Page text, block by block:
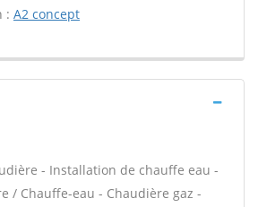
: A2 concept
- Installation de chauffe eau -
/ Chauffe-eau - Chaudière gaz -